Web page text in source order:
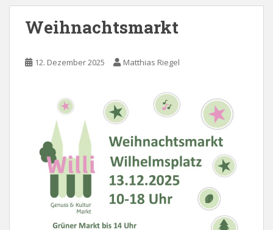
Weihnachtsmarkt
12. Dezember 2025 Matthias Riegel